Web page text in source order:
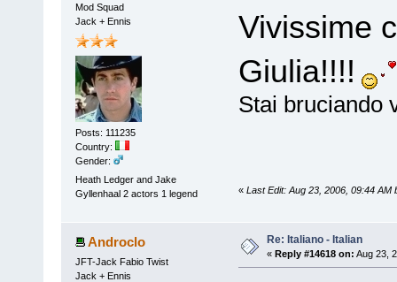
Mod Squad
Jack + Ennis
Posts: 111235
Country:
Gender:
Heath Ledger and Jake
Gyllenhaal 2 actors 1 legend
Vivissime
Giulia!!!!
Stai bruciando
« Last Edit: Aug 23, 2006, 09:44 AM
Androclo
JFT-Jack Fabio Twist
Jack + Ennis
Re: Italiano - Italian
« Reply #14618 on: Aug 23,